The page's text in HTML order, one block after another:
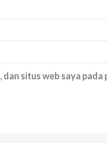
dan situs web saya